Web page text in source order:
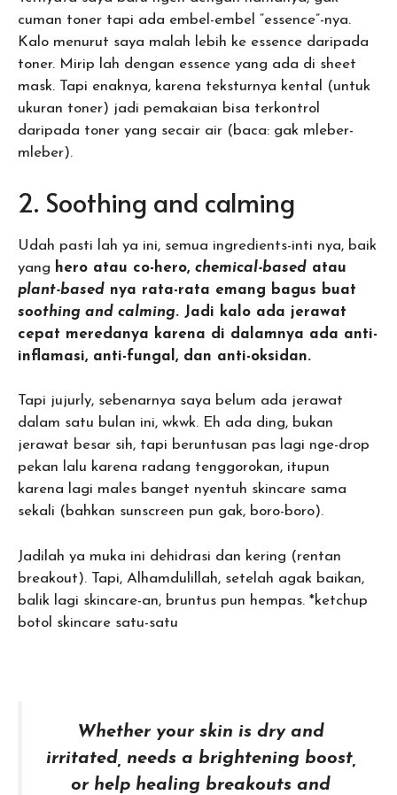
cuman toner tapi ada embel-embel “essence”-nya.
Kalo menurut saya malah lebih ke essence daripada
toner. Mirip lah dengan essence yang ada di sheet
mask. Tapi enaknya, karena teksturnya kental (untuk
ukuran toner) jadi pemakaian bisa terkontrol
daripada toner yang secair air (baca: gak mleber-
mleber).
2. Soothing and calming
Udah pasti lah ya ini, semua ingredients-inti nya, baik
yang hero atau co-hero, chemical-based atau
plant-based nya rata-rata emang bagus buat
soothing and calming. Jadi kalo ada jerawat
cepat meredanya karena di dalamnya ada anti-
inflamasi, anti-fungal, dan anti-oksidan.
Tapi jujurly, sebenarnya saya belum ada jerawat
dalam satu bulan ini, wkwk. Eh ada ding, bukan
jerawat besar sih, tapi beruntusan pas lagi nge-drop
pekan lalu karena radang tenggorokan, itupun
karena lagi males banget nyentuh skincare sama
sekali (bahkan sunscreen pun gak, boro-boro).
Jadilah ya muka ini dehidrasi dan kering (rentan
breakout). Tapi, Alhamdulillah, setelah agak baikan,
balik lagi skincare-an, bruntus pun hempas. *ketchup
botol skincare satu-satu
Whether your skin is dry and
irritated, needs a brightening boost,
or help healing breakouts and